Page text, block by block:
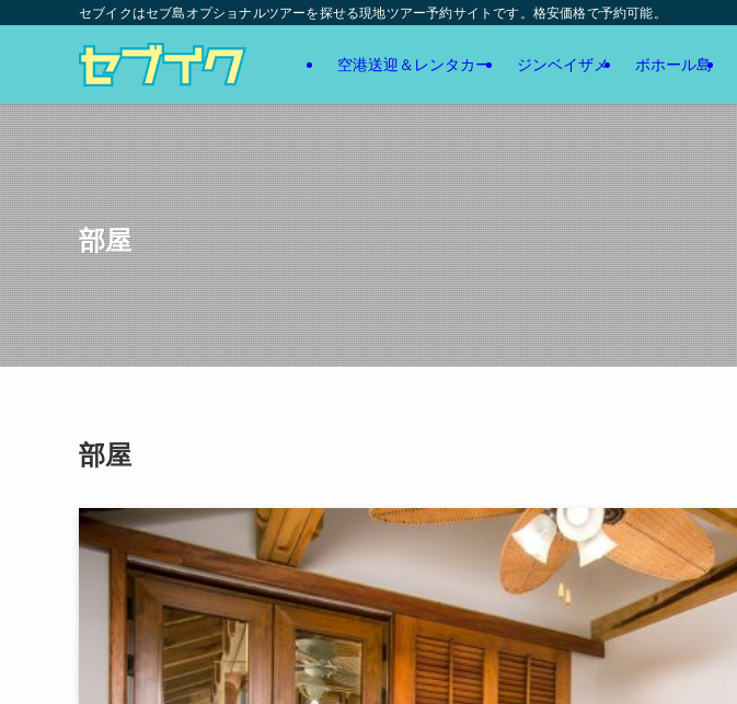
セブイクはセブ島オプショナルツアーを探せる現地ツアー予約サイトです。格安価格で予約可能。
空港送迎＆レンタカー ジンベイザメ ボホール島
部屋
部屋